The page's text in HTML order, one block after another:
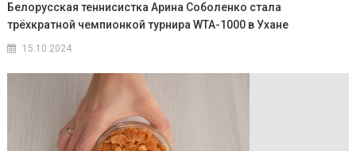
Белорусская теннисистка Арина Соболенко стала
трёхкратной чемпионкой турнира WTA-1000 в Ухане
15.10.2024